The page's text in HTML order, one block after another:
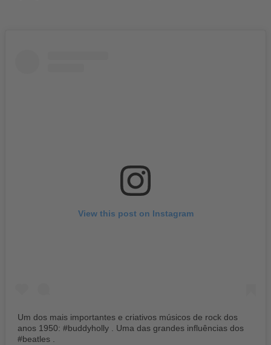
View this post on Instagram
Um dos mais importantes e criativos músicos de rock dos
anos 1950: #buddyholly . Uma das grandes influências dos
#beatles .